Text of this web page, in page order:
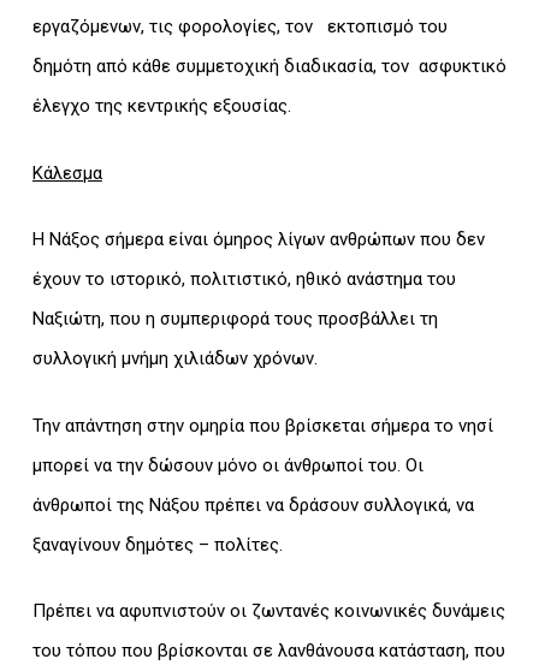
εργαζόμενων, τις φορολογίες, τον εκτοπισμό του
δημότη από κάθε συμμετοχική διαδικασία, τον ασφυκτικό
έλεγχο της κεντρικής εξουσίας.
Κάλεσμα
Η Νάξος σήμερα είναι όμηρος λίγων ανθρώπων που δεν
έχουν το ιστορικό, πολιτιστικό, ηθικό ανάστημα του
Ναξιώτη, που η συμπεριφορά τους προσβάλλει τη
συλλογική μνήμη χιλιάδων χρόνων.
Την απάντηση στην ομηρία που βρίσκεται σήμερα το νησί
μπορεί να την δώσουν μόνο οι άνθρωποί του. Οι
άνθρωποί της Νάξου πρέπει να δράσουν συλλογικά, να
ξαναγίνουν δημότες – πολίτες.
Πρέπει να αφυπνιστούν οι ζωντανές κοινωνικές δυνάμεις
του τόπου που βρίσκονται σε λανθάνουσα κατάσταση, που